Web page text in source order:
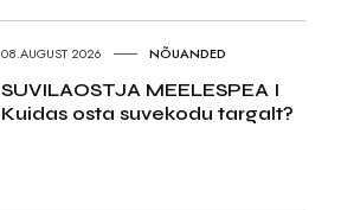
08.AUGUST 2026 NÕUANDED
SUVILAOSTJA MEELESPEA I
Kuidas osta suvekodu targalt?